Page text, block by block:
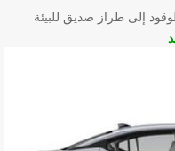
إلى طراز صديق للبيئة